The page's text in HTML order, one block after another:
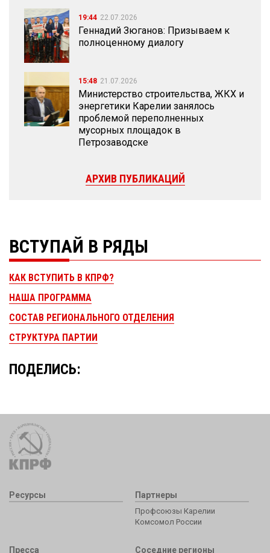
19:44 22.07.2026
Геннадий Зюганов: Призываем к
полноценному диалогу
15:48 21.07.2026
Министерство строительства, ЖКХ и
энергетики Карелии занялось
проблемой переполненных
мусорных площадок в
Петрозаводске
АРХИВ ПУБЛИКАЦИЙ
ВСТУПАЙ В РЯДЫ
КАК ВСТУПИТЬ В КПРФ?
НАША ПРОГРАММА
СОСТАВ РЕГИОНАЛЬНОГО ОТДЕЛЕНИЯ
СТРУКТУРА ПАРТИИ
ПОДЕЛИСЬ:
Ресурсы Партнеры
Профсоюзы Карелии
Комсомол России
Пресса Соседние регионы